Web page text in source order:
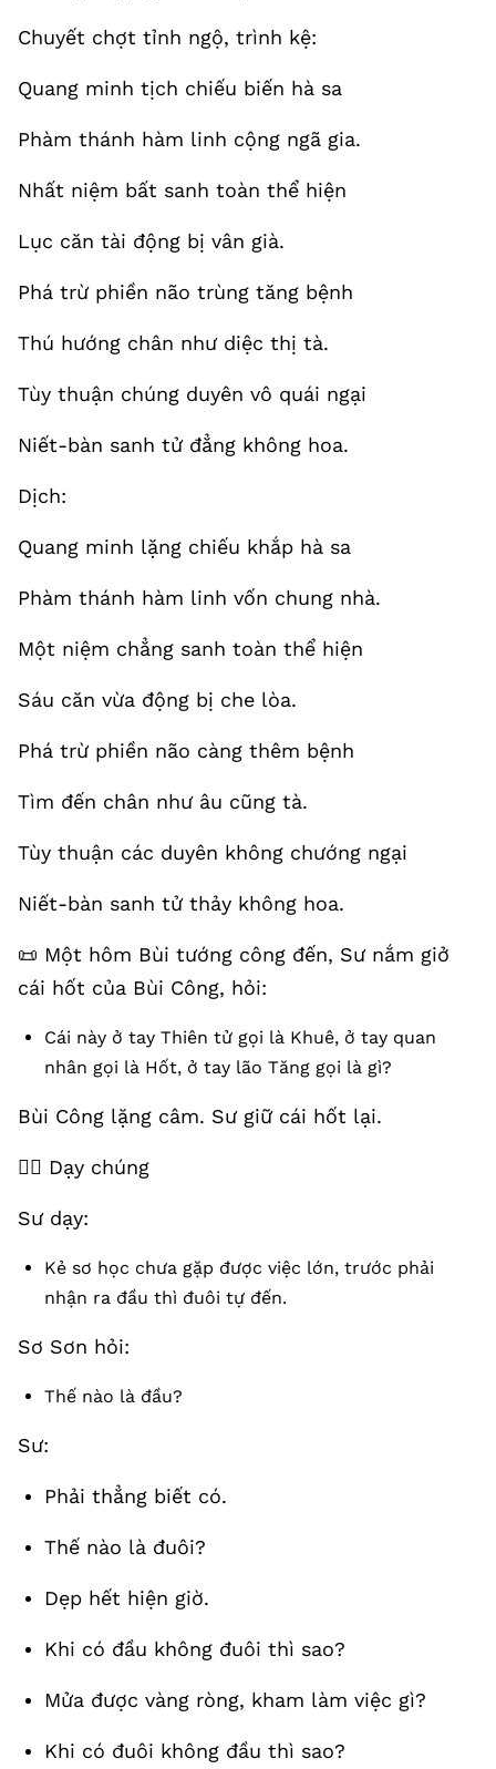
Chuyết chợt tỉnh ngộ, trình kệ:
Quang minh tịch chiếu biến hà sa
Phàm thánh hàm linh cộng ngã gia.
Nhất niệm bất sanh toàn thể hiện
Lục căn tài động bị vân già.
Phá trừ phiền não trùng tăng bệnh
Thú hướng chân như diệc thị tà.
Tùy thuận chúng duyên vô quái ngại
Niết-bàn sanh tử đẳng không hoa.
Dịch:
Quang minh lặng chiếu khắp hà sa
Phàm thánh hàm linh vốn chung nhà.
Một niệm chẳng sanh toàn thể hiện
Sáu căn vừa động bị che lòa.
Phá trừ phiền não càng thêm bệnh
Tìm đến chân như âu cũng tà.
Tùy thuận các duyên không chướng ngại
Niết-bàn sanh tử thảy không hoa.
📜 Một hôm Bùi tướng công đến, Sư nắm giở
cái hốt của Bùi Công, hỏi:
Cái này ở tay Thiên tử gọi là Khuê, ở tay quan
nhân gọi là Hốt, ở tay lão Tăng gọi là gì?
Bùi Công lặng câm. Sư giữ cái hốt lại.
🧘‍♂️ Dạy chúng
Sư dạy:
Kẻ sơ học chưa gặp được việc lớn, trước phải
nhận ra đầu thì đuôi tự đến.
Sơ Sơn hỏi:
Thế nào là đầu?
Sư:
Phải thẳng biết có.
Thế nào là đuôi?
Dẹp hết hiện giờ.
Khi có đầu không đuôi thì sao?
Mửa được vàng ròng, kham làm việc gì?
Khi có đuôi không đầu thì sao?